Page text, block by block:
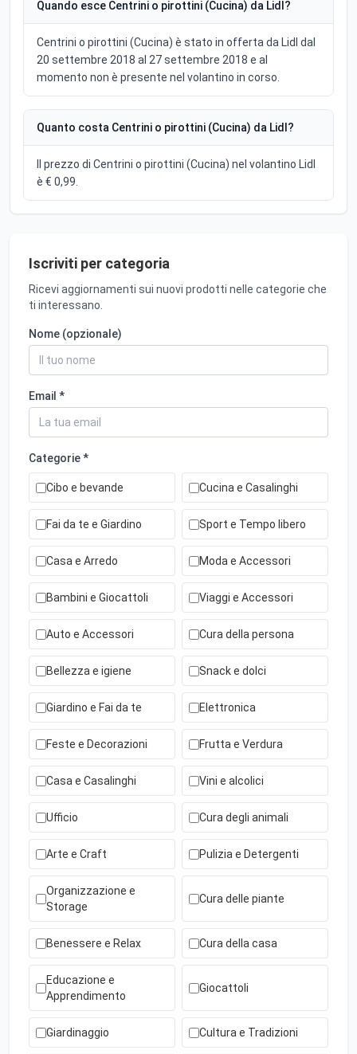
Quando esce Centrini o pirottini (Cucina) da Lidl?
Centrini o pirottini (Cucina) è stato in offerta da Lidl dal
20 settembre 2018 al 27 settembre 2018 e al
momento non è presente nel volantino in corso.
Quanto costa Centrini o pirottini (Cucina) da Lidl?
Il prezzo di Centrini o pirottini (Cucina) nel volantino Lidl
è € 0,99.
Iscriviti per categoria
Ricevi aggiornamenti sui nuovi prodotti nelle categorie che
ti interessano.
Nome (opzionale)
Email *
Categorie *
Cibo e bevande Cucina e Casalinghi
Fai da te e Giardino Sport e Tempo libero
Casa e Arredo Moda e Accessori
Bambini e Giocattoli Viaggi e Accessori
Auto e Accessori Cura della persona
Bellezza e igiene Snack e dolci
Giardino e Fai da te Elettronica
Feste e Decorazioni Frutta e Verdura
Casa e Casalinghi Vini e alcolici
Ufficio Cura degli animali
Arte e Craft Pulizia e Detergenti
Organizzazione e
Storage
Cura delle piante
Benessere e Relax Cura della casa
Educazione e
Apprendimento
Giocattoli
Giardinaggio Cultura e Tradizioni